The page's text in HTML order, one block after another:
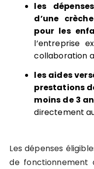
les
d’une
pour les
l’entreprise
collaboration
les aides
prestations
moins de 3
directement
Les dépenses
de fonctionnement